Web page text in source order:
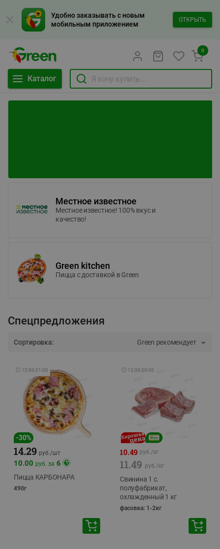
Удобно заказывать с новым
мобильным приложением
ОТКРЫТЬ
Каталог
0
Местное известное
Местное известное! 100% вкус и
качество!
Green kitchen
Пицца c доставкой в Green
Спецпредложения
Сортировка: Green рекомендует
🕘 12:00-21:00
-30%
14.29 руб./шт
10.00 руб. за 6
Пицца КАРБОНАРА
490г
🕘 12:00-20:00
10.49 руб./кг
11.49 руб./кг
Свинина 1 с.
полуфабрикат,
охлажденный 1 кг
фасовка: 1-2кг